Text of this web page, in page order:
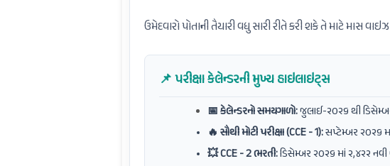
ઉમેદવારો પોતાની તૈયારી વધુ સારી રીતે કરી શકે તે માટે માસ
📌 પરીક્ષા કેલેન્ડરની મુખ્ય હાઇલાઇટ્સ
📅 કેલેન્ડરનો સમયગાળો:જુલાઈ-૨૦૨૬ થી
🔥 સૌથી મોટી પરીક્ષા (CCE - 1):સપ્ટેમ્બર ૨૦૨૬
💥 CCE - 2 ભરતી:ડિસેમ્બર ૨૦૨૬ માં ૨,૪૨૨